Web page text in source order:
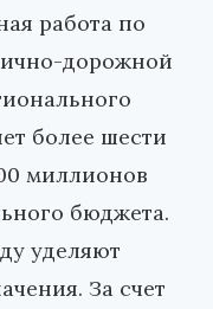
работа по
дорожной
более шести
миллионов
бюджета.
уделяют
За счет